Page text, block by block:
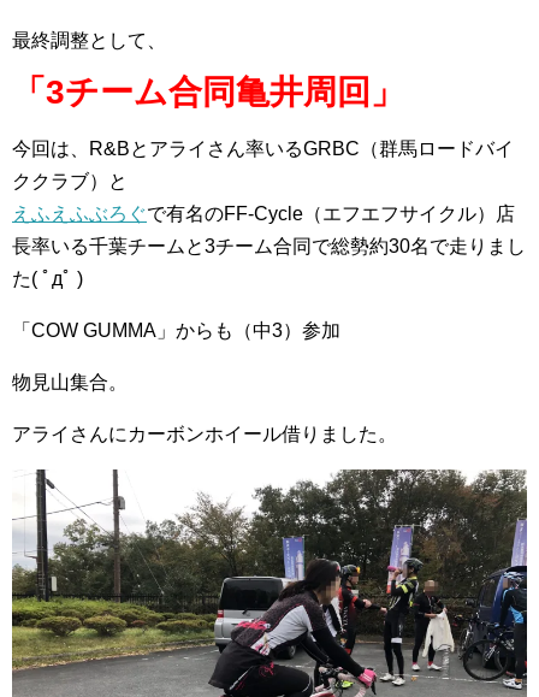
最終調整として、
「3チーム合同亀井周回」
今回は、R&Bとアライさん率いるGRBC（群馬ロードバイ
ククラブ）と
えふえふぶろぐで有名のFF-Cycle（エフエフサイクル）店
長率いる千葉チームと3チーム合同で総勢約30名で走りまし
た( ﾟдﾟ )
「COW GUMMA」からも（中3）参加
物見山集合。
アライさんにカーボンホイール借りました。